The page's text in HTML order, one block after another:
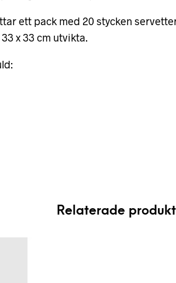
ett pack med 20 stycken
x 33 cm utvikta.
Relaterade